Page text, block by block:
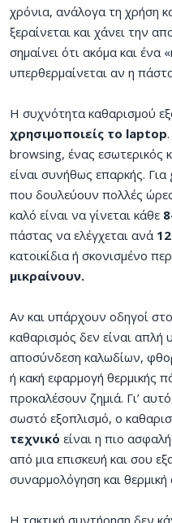
χρόνια, ανάλογα τη χρήση
ξεραίνεται και χάνει την
σημαίνει ότι ακόμα και
υπερθερμαίνεται αν η
Η συχνότητα καθαρισμού
χρησιμοποιείς το laptop
browsing, ένας εσωτερικός
είναι συνήθως επαρκής.
που δουλεύουν πολλές
καλό είναι να γίνεται κάθε
πάστας να ελέγχεται ανά
κατοικίδια ή σκονισμένο
μικραίνουν.
Αν και υπάρχουν οδηγοί
καθαρισμός δεν είναι
αποσύνδεση καλωδίων,
ή κακή εφαρμογή θερμικής
προκαλέσουν ζημιά. Γι’
σωστό εξοπλισμό, ο
τεχνικό είναι η πιο
από μια επισκευή και σου
συναρμολόγηση και
Η τακτική συντήρηση δεν